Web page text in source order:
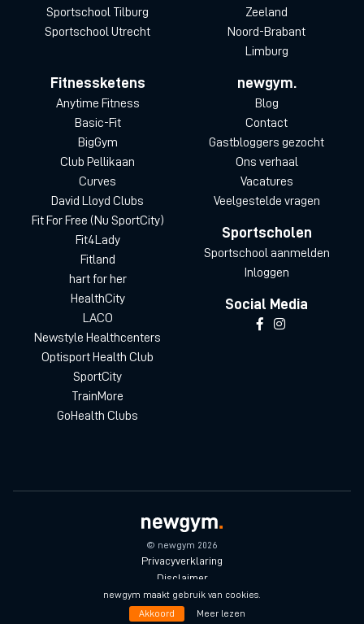
Sportschool Tilburg
Sportschool Utrecht
Zeeland
Noord-Brabant
Limburg
Fitnessketens
Anytime Fitness
Basic-Fit
BigGym
Club Pellikaan
Curves
David Lloyd Clubs
Fit For Free (Nu SportCity)
Fit4Lady
Fitland
hart for her
HealthCity
LACO
Newstyle Healthcenters
Optisport Health Club
SportCity
TrainMore
GoHealth Clubs
newgym.
Blog
Contact
Gastbloggers gezocht
Ons verhaal
Vacatures
Veelgestelde vragen
Sportscholen
Sportschool aanmelden
Inloggen
Social Media
© newgym 2026
Privacyverklaring
Disclaimer
Algemene voorwaarden
newgym maakt gebruik van cookies.
Akkoord
Meer lezen